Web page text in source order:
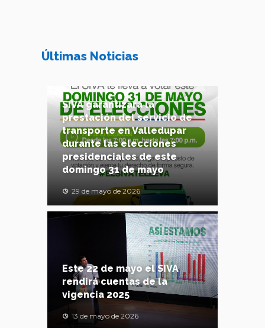
Últimas Noticias
SIVA garantizará la
prestación del servicio de
transporte en Valledupar
durante las elecciones
presidenciales de este
domingo 31 de mayo
29 de mayo de 2026
Este 22 de mayo el SIVA
rendirá cuentas de la
vigencia 2025
13 de mayo de 2026